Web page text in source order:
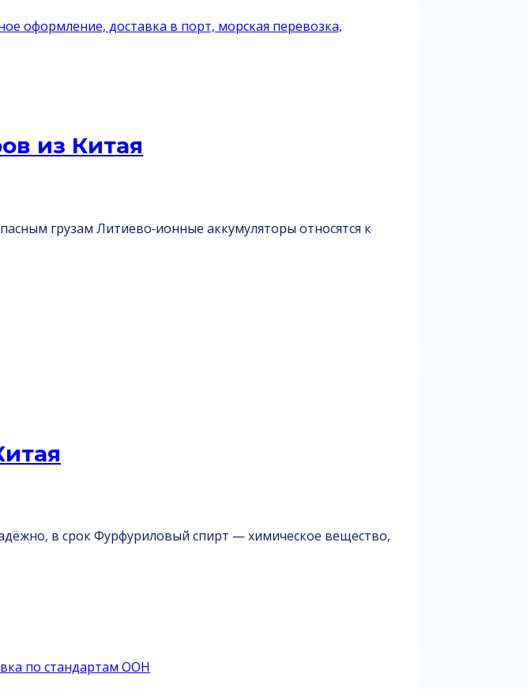
из Китая
грузам Литиево‑ионные аккумуляторы относятся к
в срок Фурфуриловый спирт — химическое вещество,